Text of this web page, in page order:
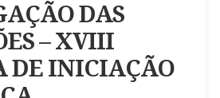
DAS
– XVIII
DE INICIAÇÃO